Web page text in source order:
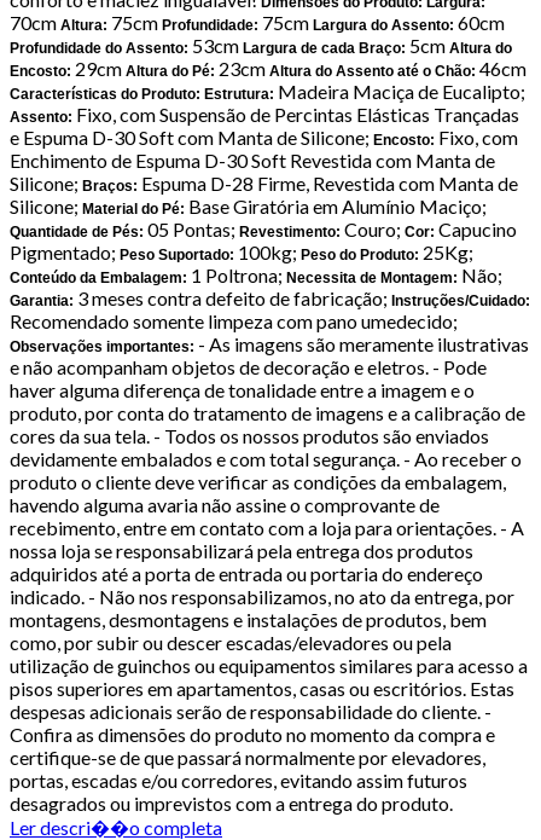
70cm Altura: 75cm Profundidade: 75cm Largura do Assento: 60cm
Profundidade do Assento: 53cm Largura de cada Braço: 5cm Altura do
Encosto: 29cm Altura do Pé: 23cm Altura do Assento até o Chão: 46cm
Características do Produto: Estrutura: Madeira Maciça de Eucalipto;
Assento: Fixo, com Suspensão de Percintas Elásticas Trançadas
e Espuma D-30 Soft com Manta de Silicone; Encosto: Fixo, com
Enchimento de Espuma D-30 Soft Revestida com Manta de
Silicone; Braços: Espuma D-28 Firme, Revestida com Manta de
Silicone; Material do Pé: Base Giratória em Alumínio Maciço;
Quantidade de Pés: 05 Pontas; Revestimento: Couro; Cor: Capucino
Pigmentado; Peso Suportado: 100kg; Peso do Produto: 25Kg;
Conteúdo da Embalagem: 1 Poltrona; Necessita de Montagem: Não;
Garantia: 3 meses contra defeito de fabricação; Instruções/Cuidado:
Recomendado somente limpeza com pano umedecido;
Observações importantes: - As imagens são meramente ilustrativas
e não acompanham objetos de decoração e eletros. - Pode
haver alguma diferença de tonalidade entre a imagem e o
produto, por conta do tratamento de imagens e a calibração de
cores da sua tela. - Todos os nossos produtos são enviados
devidamente embalados e com total segurança. - Ao receber o
produto o cliente deve verificar as condições da embalagem,
havendo alguma avaria não assine o comprovante de
recebimento, entre em contato com a loja para orientações. - A
nossa loja se responsabilizará pela entrega dos produtos
adquiridos até a porta de entrada ou portaria do endereço
indicado. - Não nos responsabilizamos, no ato da entrega, por
montagens, desmontagens e instalações de produtos, bem
como, por subir ou descer escadas/elevadores ou pela
utilização de guinchos ou equipamentos similares para acesso a
pisos superiores em apartamentos, casas ou escritórios. Estas
despesas adicionais serão de responsabilidade do cliente. -
Confira as dimensões do produto no momento da compra e
certifique-se de que passará normalmente por elevadores,
portas, escadas e/ou corredores, evitando assim futuros
desagrados ou imprevistos com a entrega do produto.
Ler descri��o completa